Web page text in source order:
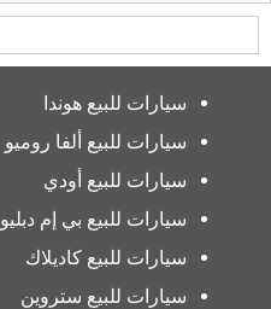
سيارات للبيع هوندا
سيارات للبيع ألفا روميو
سيارات للبيع أودي
سيارات للبيع بي إم دبليو
سيارات للبيع كاديلاك
سيارات للبيع ستروين